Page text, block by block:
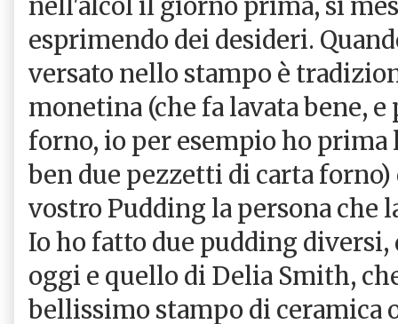
esprimendo dei desideri.
versato nello stampo è
monetina (che fa lavata bene,
forno, io per esempio ho prima
ben due pezzetti di carta
vostro Pudding la persona che
Io ho fatto due pudding diversi,
oggi e quello di Delia Smith,
bellissimo stampo di ceramica